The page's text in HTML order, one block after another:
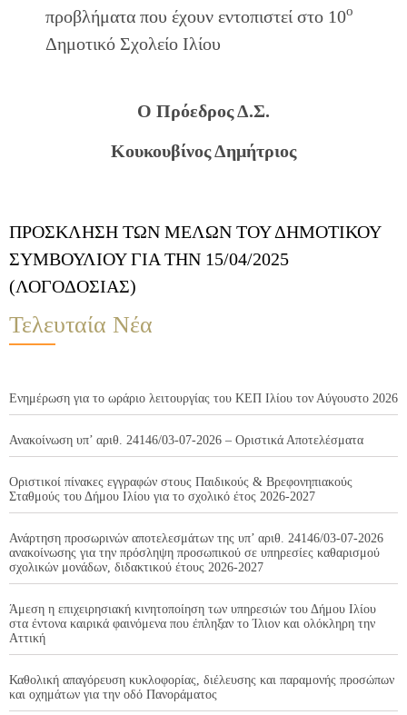
προβλήματα που έχουν εντοπιστεί στο 10ο
Δημοτικό Σχολείο Ιλίου
Ο Πρόεδρος Δ.Σ.
Κουκουβίνος Δημήτριος
ΠΡΟΣΚΛΗΣΗ ΤΩΝ ΜΕΛΩΝ ΤΟΥ ΔΗΜΟΤΙΚΟΥ
ΣΥΜΒΟΥΛΙΟΥ ΓΙΑ ΤΗΝ 15/04/2025
(ΛΟΓΟΔΟΣΙΑΣ)
Τελευταία Νέα
Ενημέρωση για το ωράριο λειτουργίας του ΚΕΠ Ιλίου τον Αύγουστο 2026
Ανακοίνωση υπ’ αριθ. 24146/03-07-2026 – Οριστικά Αποτελέσματα
Οριστικοί πίνακες εγγραφών στους Παιδικούς & Βρεφονηπιακούς
Σταθμούς του Δήμου Ιλίου για το σχολικό έτος 2026-2027
Ανάρτηση προσωρινών αποτελεσμάτων της υπ’ αριθ. 24146/03-07-2026
ανακοίνωσης για την πρόσληψη προσωπικού σε υπηρεσίες καθαρισμού
σχολικών μονάδων, διδακτικού έτους 2026-2027
Άμεση η επιχειρησιακή κινητοποίηση των υπηρεσιών του Δήμου Ιλίου
στα έντονα καιρικά φαινόμενα που έπληξαν το Ίλιον και ολόκληρη την
Αττική
Καθολική απαγόρευση κυκλοφορίας, διέλευσης και παραμονής προσώπων
και οχημάτων για την οδό Πανοράματος